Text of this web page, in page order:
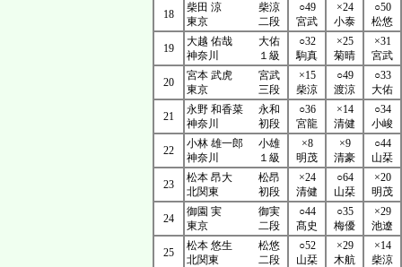
18
柴田 涼
東京
柴涼
二段
○49
宮武
×24
小泰
○50
松悠
19
大越 佑哉
神奈川
大佑
１級
○32
駒真
×25
菊晴
×31
宮武
20
宮本 武虎
東京
宮武
三段
×15
柴涼
○49
渡涼
○33
大佑
21
永野 和香菜
神奈川
永和
初段
○36
宮龍
×14
清健
○34
小峻
22
小林 雄一郎
神奈川
小雄
１級
×8
明茂
×9
清豪
○44
山栞
23
松本 昂大
北関東
松昂
初段
×24
清健
○64
山栞
×20
明茂
24
御園 実
東京
御実
二段
○44
髙史
○35
梅優
×29
池遼
25
松本 悠生
北関東
松悠
二段
○52
山栞
×29
木航
×14
柴涼